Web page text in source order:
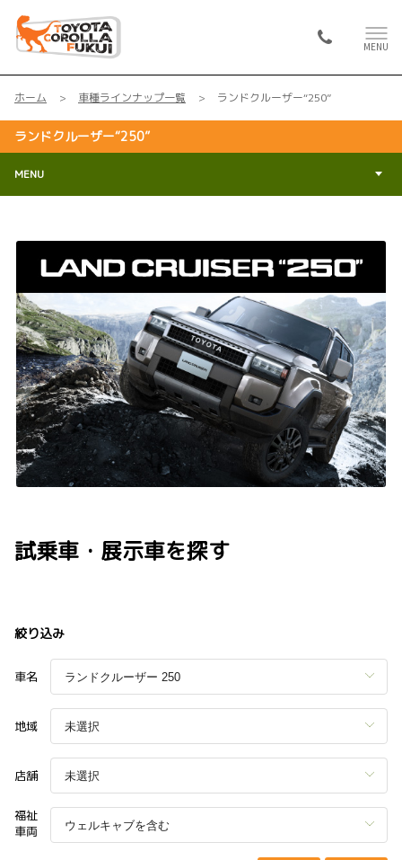
MENU
ホーム 車種ラインナップ一覧 ランドクルーザー“250”
ランドクルーザー“250”
MENU
試乗車・展示車を探す
絞り込み
車名
地域
店舗
福祉
車両